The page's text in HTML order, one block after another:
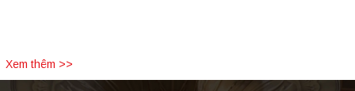
Xem thêm >>